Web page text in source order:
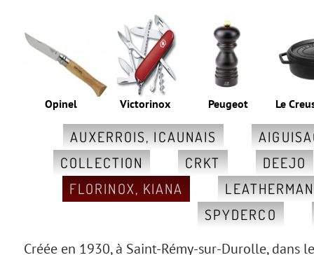
AUXERROIS, ICAUNAIS
COLLECTION
CRKT
DEEJO
FLORINOX, KIANA
LEATHERMAN
SPYDERCO
Peugeot Le
Victorinox
Opinel
Créée en 1930, à Saint-Rémy-sur-Durolle, dans